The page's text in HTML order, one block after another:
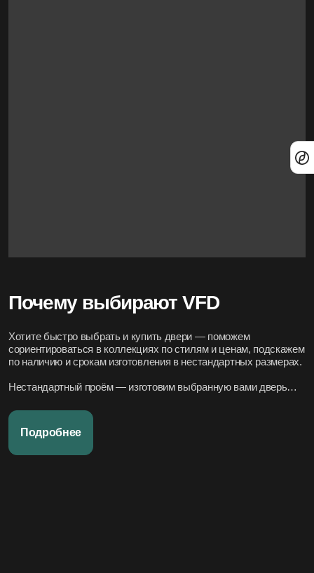
Почему выбирают VFD
Хотите быстро выбрать и купить двери — поможем
сориентироваться в коллекциях по стилям и ценам, подскажем
по наличию и срокам изготовления в нестандартных размерах.
Нестандартный проём — изготовим выбранную вами дверь
подходящие модели по дизайн-проекту или по фото.
Подробнее